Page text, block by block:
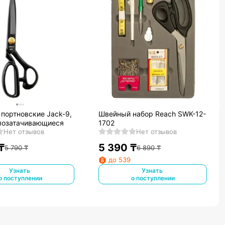
Jack-9,
Нет отзывов
5 790₸
Узнать
поступлении
Швейный набор Reach SWK-12-
1702
Нет отзывов
5 390 ₸6 890₸
до 539
Узнать
о поступлении